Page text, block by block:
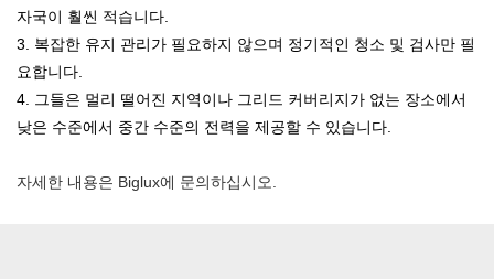
자국이 훨씬 적습니다.
3. 복잡한 유지 관리가 필요하지 않으며 정기적인 청소 및 검사만 필
요합니다.
4. 그들은 멀리 떨어진 지역이나 그리드 커버리지가 없는 장소에서
낮은 수준에서 중간 수준의 전력을 제공할 수 있습니다.
자세한 내용은 Biglux에 문의하십시오.